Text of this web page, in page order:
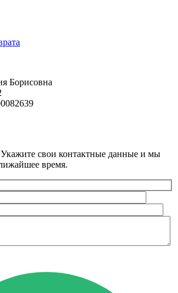
Борисовна
свои контактные данные и мы
время.